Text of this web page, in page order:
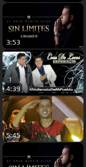
3:53
4:39
5:45